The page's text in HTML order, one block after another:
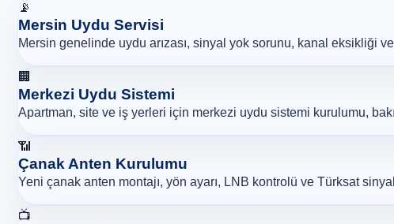
📡
Mersin Uydu Servisi
Mersin genelinde uydu arızası, sinyal yok sorunu, kanal eksikliği
🏢
Merkezi Uydu Sistemi
Apartman, site ve iş yerleri için merkezi uydu sistemi kurulumu,
📶
Çanak Anten Kurulumu
Yeni çanak anten montajı, yön ayarı, LNB kontrolü ve Türksat
📺